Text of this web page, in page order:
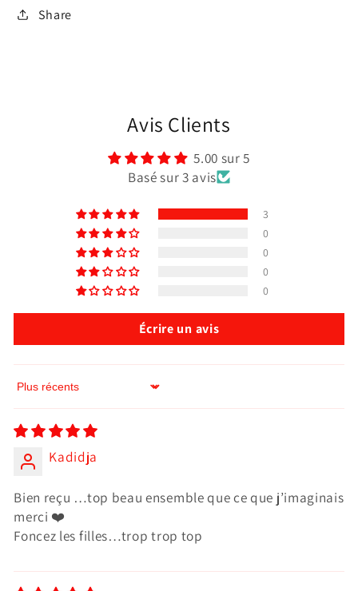
Share
Avis Clients
5.00 sur 5
Basé sur 3 avis
3
0
0
0
0
Écrire un avis
Sort by
Kadidja
Bien reçu …top beau ensemble que ce que j’imaginais
merci ❤️
Foncez les filles…trop trop top